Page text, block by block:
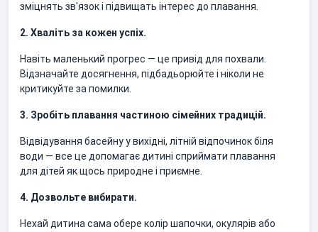
зміцнять зв'язок і підвищать інтерес до плавання.
2. Хваліть за кожен успіх.
Навіть маленький прогрес — це привід для похвали.
Відзначайте досягнення, підбадьорюйте і ніколи не
критикуйте за помилки.
3. Зробіть плавання частиною сімейних традицій.
Відвідування басейну у вихідні, літній відпочинок біля
води — все це допомагає дитині сприймати плавання
для дітей як щось природне і приємне.
4. Дозвольте вибирати.
Нехай дитина сама обере колір шапочки, окулярів або